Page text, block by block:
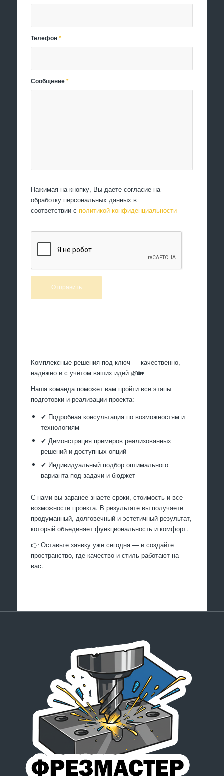
Телефон*
Сообщение*
Нажимая на кнопку, Вы даете согласие на
обработку персональных данных в
соответствии с политикой конфиденциальности
Комплексные решения под ключ — качественно,
надёжно и с учётом ваших идей 🌿🏡
Наша команда поможет вам пройти все этапы
подготовки и реализации проекта:
✔ Подробная консультация по возможностям и
технологиям
✔ Демонстрация примеров реализованных
решений и доступных опций
✔ Индивидуальный подбор оптимального
варианта под задачи и бюджет
С нами вы заранее знаете сроки, стоимость и все
возможности проекта. В результате вы получаете
продуманный, долговечный и эстетичный результат,
который объединяет функциональность и комфорт.
👉 Оставьте заявку уже сегодня — и создайте
пространство, где качество и стиль работают на
вас.